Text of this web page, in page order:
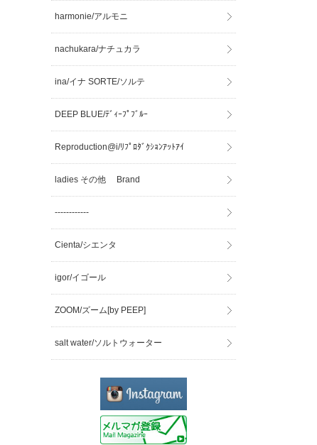
harmonie/アルモニ
nachukara/ナチュカラ
ina/イナ SORTE/ソルテ
DEEP BLUE/ﾃﾞｨｰﾌﾟﾌﾞﾙｰ
Reproduction@i/ﾘﾌﾟﾛﾀﾞｸｼｮﾝｱｯﾄｱｲ
ladies その他 Brand
------------
Cienta/シエンタ
igor/イゴール
ZOOM/ズーム[by PEEP]
salt water/ソルトウォーター